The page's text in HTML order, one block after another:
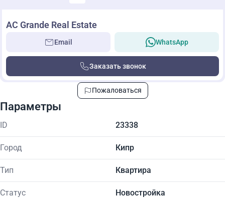
AC Grande Real Estate
Email WhatsApp
Заказать звонок
Пожаловаться
Параметры
ID 23338
Город Кипр
Тип Квартира
Статус Новостройка